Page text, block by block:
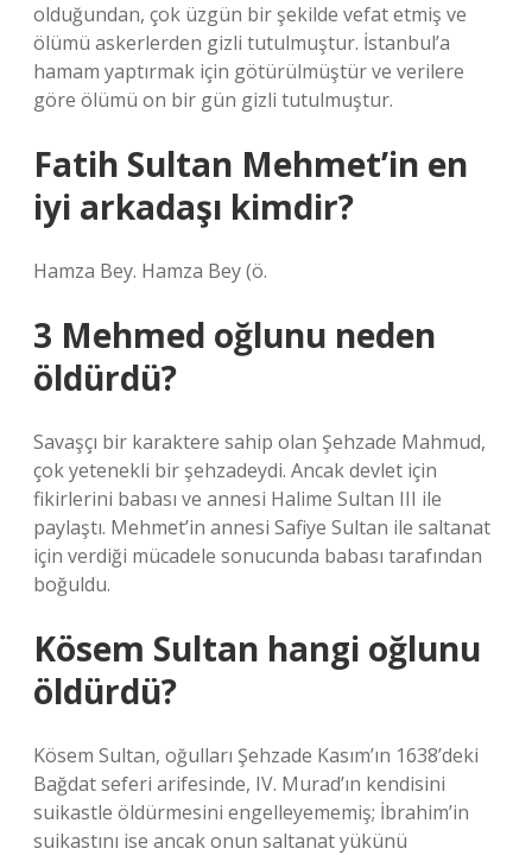
olduğundan, çok üzgün bir şekilde vefat etmiş ve
ölümü askerlerden gizli tutulmuştur. İstanbul’a
hamam yaptırmak için götürülmüştür ve verilere
göre ölümü on bir gün gizli tutulmuştur.
Fatih Sultan Mehmet’in en
iyi arkadaşı kimdir?
Hamza Bey. Hamza Bey (ö.
3 Mehmed oğlunu neden
öldürdü?
Savaşçı bir karaktere sahip olan Şehzade Mahmud,
çok yetenekli bir şehzadeydi. Ancak devlet için
fikirlerini babası ve annesi Halime Sultan III ile
paylaştı. Mehmet’in annesi Safiye Sultan ile saltanat
için verdiği mücadele sonucunda babası tarafından
boğuldu.
Kösem Sultan hangi oğlunu
öldürdü?
Kösem Sultan, oğulları Şehzade Kasım’ın 1638’deki
Bağdat seferi arifesinde, IV. Murad’ın kendisini
suikastle öldürmesini engelleyememiş; İbrahim’in
suikastını ise ancak onun saltanat yükünü